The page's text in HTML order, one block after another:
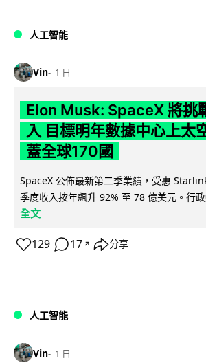
人工智能
Vin 1 日
Elon Musk: SpaceX 將挑
入 目標明年數據中心上太
蓋全球170國
SpaceX 公佈最新第二季業績，受惠
季度收入按年飆升 92% 至 78 億美元。行
全文
129 17 ↗ 分享
人工智能
Vin 1 日